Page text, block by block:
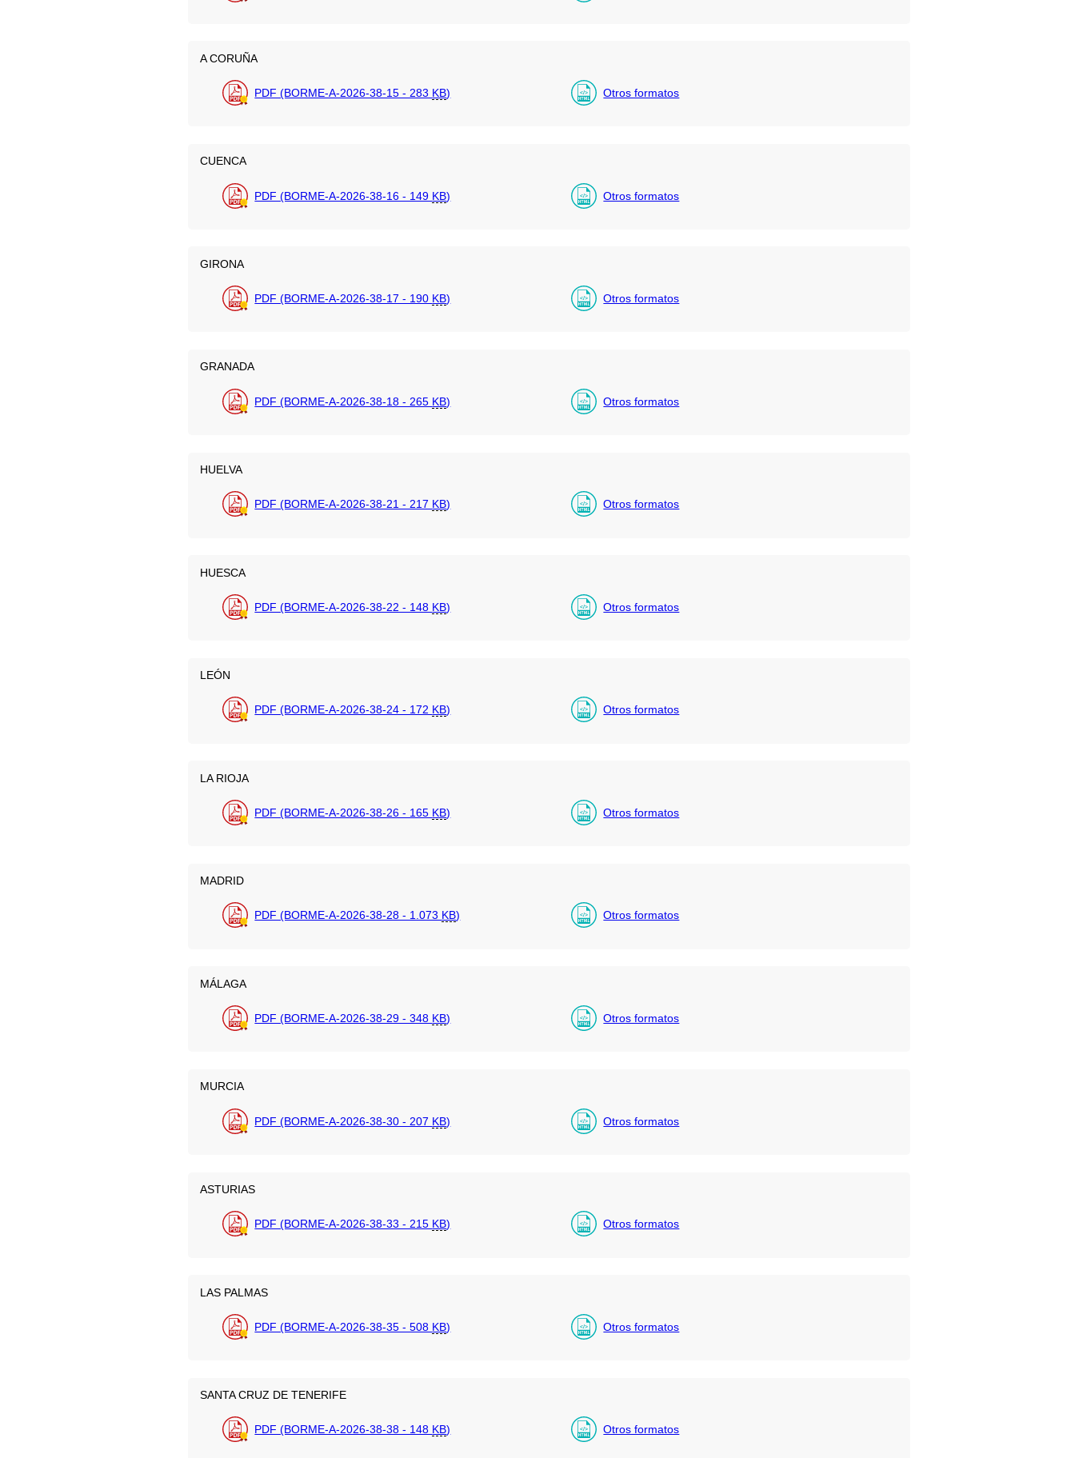
A CORUÑA
PDF (BORME-A-2026-38-15 - 283 KB) Otros formatos
CUENCA
PDF (BORME-A-2026-38-16 - 149 KB) Otros formatos
GIRONA
PDF (BORME-A-2026-38-17 - 190 KB) Otros formatos
GRANADA
PDF (BORME-A-2026-38-18 - 265 KB) Otros formatos
HUELVA
PDF (BORME-A-2026-38-21 - 217 KB) Otros formatos
HUESCA
PDF (BORME-A-2026-38-22 - 148 KB) Otros formatos
LEÓN
PDF (BORME-A-2026-38-24 - 172 KB) Otros formatos
LA RIOJA
PDF (BORME-A-2026-38-26 - 165 KB) Otros formatos
MADRID
PDF (BORME-A-2026-38-28 - 1.073 KB) Otros formatos
MÁLAGA
PDF (BORME-A-2026-38-29 - 348 KB) Otros formatos
MURCIA
PDF (BORME-A-2026-38-30 - 207 KB) Otros formatos
ASTURIAS
PDF (BORME-A-2026-38-33 - 215 KB) Otros formatos
LAS PALMAS
PDF (BORME-A-2026-38-35 - 508 KB) Otros formatos
SANTA CRUZ DE TENERIFE
PDF (BORME-A-2026-38-38 - 148 KB) Otros formatos